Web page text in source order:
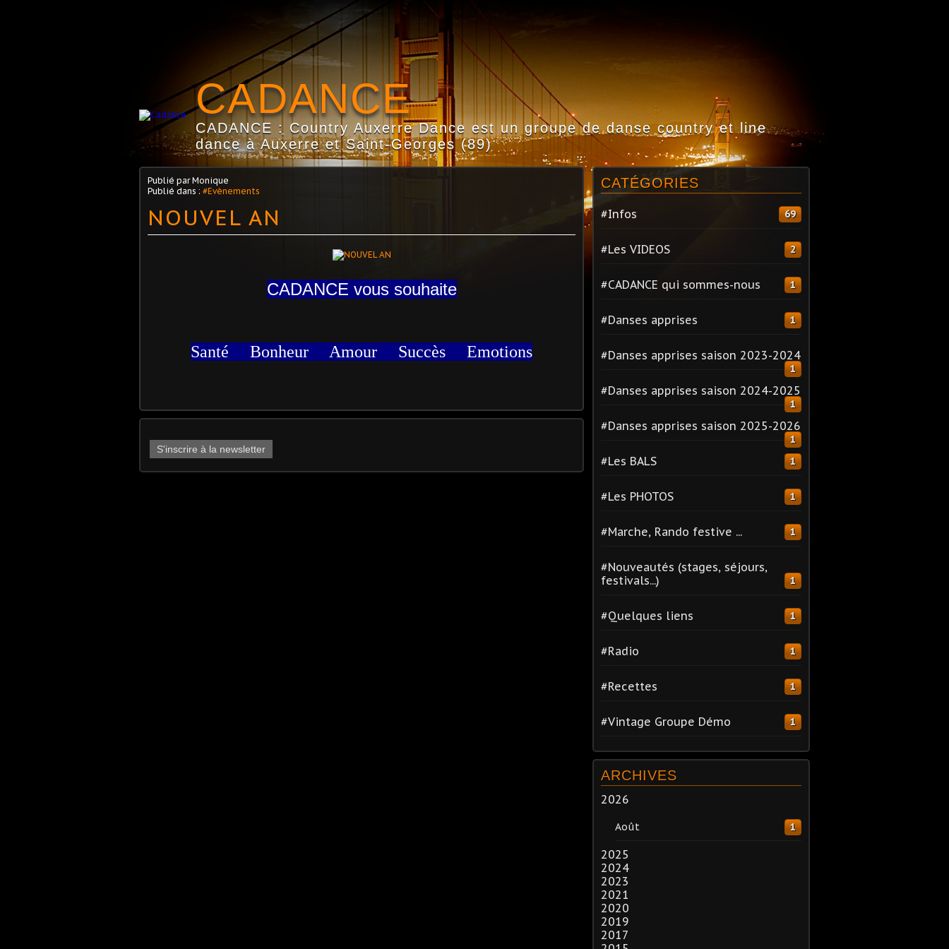
CADANCE
CADANCE : Country Auxerre Dance est un groupe de danse country et line
dance à Auxerre et Saint-Georges (89)
Publié par Monique
Publié dans : #Evènements
NOUVEL AN
CADANCE vous souhaite
Santé Bonheur Amour Succès Emotions
S'inscrire à la newsletter
CATÉGORIES
#Infos 69
#Les VIDEOS 2
#CADANCE qui sommes-nous 1
#Danses apprises 1
#Danses apprises saison 2023-2024
1
#Danses apprises saison 2024-2025
1
#Danses apprises saison 2025-2026
1
#Les BALS 1
#Les PHOTOS 1
#Marche, Rando festive ... 1
#Nouveautés (stages, séjours,
festivals...)
1
#Quelques liens 1
#Radio 1
#Recettes 1
#Vintage Groupe Démo 1
ARCHIVES
2026
Août 1
2025
2024
2023
2021
2020
2019
2017